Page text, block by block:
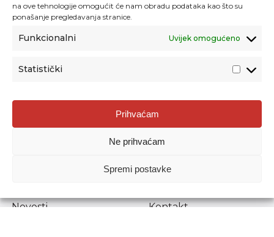
na ove tehnologije omogućit će nam obradu podataka kao što su
ponašanje pregledavanja stranice.
Funkcionalni Uvijek omogućeno
Statistički
Prihvaćam
Ne prihvaćam
Spremi postavke
Agencija za odgoj i obrazovanje
Donje Svetice 38, 10000 Zagreb
1778129
Prenošenje sadržaja dopušteno je uz navođenje izvora.
Novosti
Kontakt